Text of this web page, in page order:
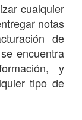
cualquier
notas
de
encuentra
y
tipo de